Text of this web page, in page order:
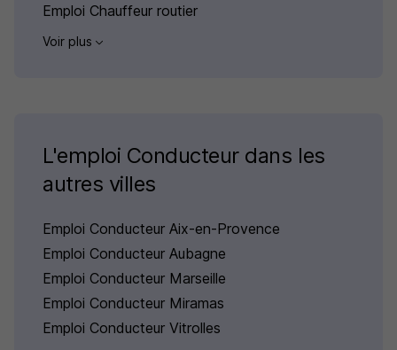
Emploi Chauffeur routier
Voir plus
L'emploi Conducteur dans les
autres villes
Emploi Conducteur Aix-en-Provence
Emploi Conducteur Aubagne
Emploi Conducteur Marseille
Emploi Conducteur Miramas
Emploi Conducteur Vitrolles